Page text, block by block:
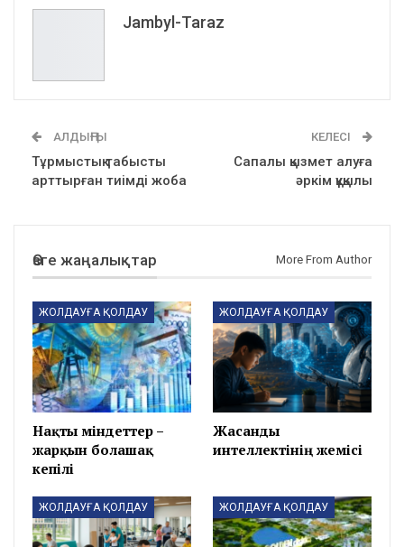
Jambyl-Taraz
АЛДЫҢҒЫ
Тұрмыстық табысты
арттырған тиімді жоба
КЕЛЕСІ
Сапалы қызмет алуға
әркім құқылы
Өзге жаңалықтар More From Author
ЖОЛДАУҒА ҚОЛДАУ
Нақты міндеттер –
жарқын болашақ
кепілі
ЖОЛДАУҒА ҚОЛДАУ
Жасанды
интеллектінің жемісі
ЖОЛДАУҒА ҚОЛДАУ ЖОЛДАУҒА ҚОЛДАУ